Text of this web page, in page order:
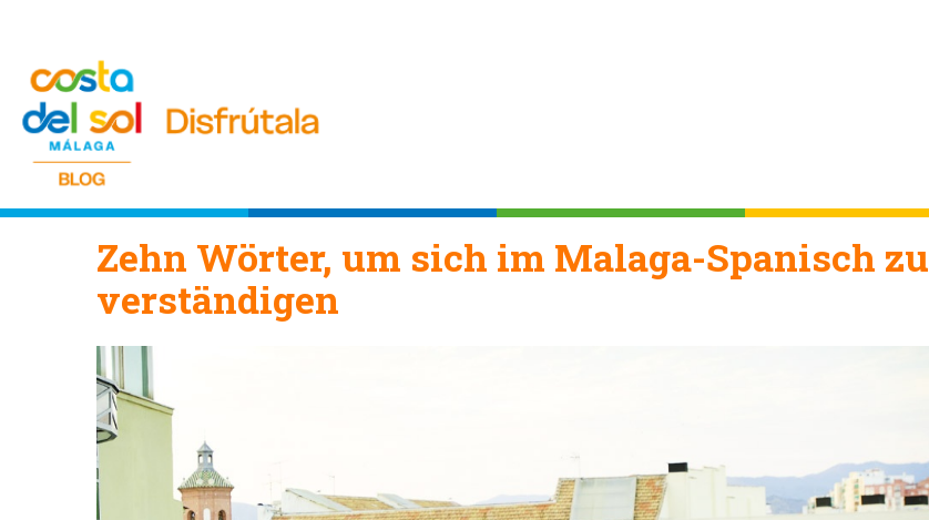
Zehn Wörter, um sich im Malaga-Spanisch zu
verständigen